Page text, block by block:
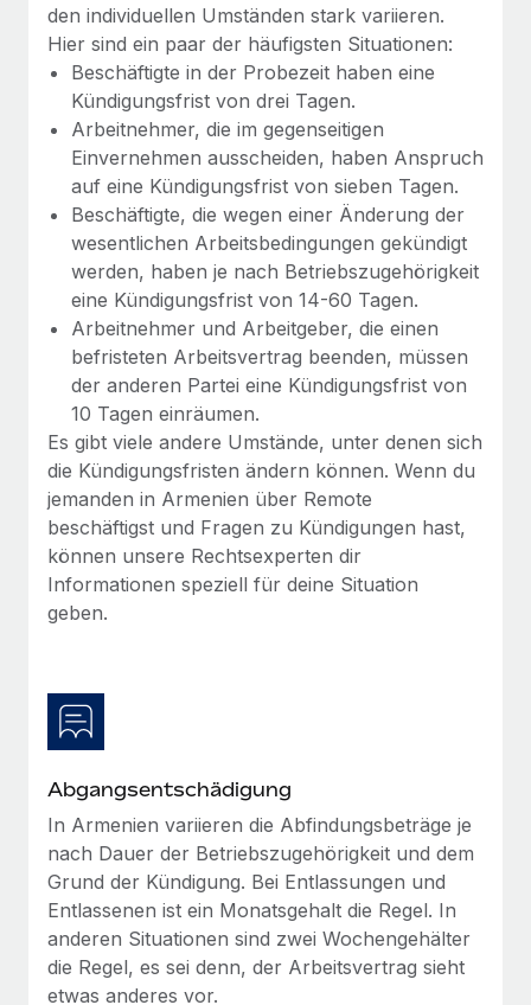
Mehr erfahren
Wie Phiture 55 Mitarbeiter:innen in 19 Ländern
mit Remote verwaltet
Phiture ist der unumstrittene Marktführer im Bereich der
Wachstumsberatung für mobile Apps. Das...
Mehr erfahren
den individuellen Umständen stark variieren.
Hier sind ein paar der häufigsten Situationen:
Beschäftigte in der Probezeit haben eine
Kündigungsfrist von drei Tagen.
Arbeitnehmer, die im gegenseitigen
Einvernehmen ausscheiden, haben Anspruch
auf eine Kündigungsfrist von sieben Tagen.
Beschäftigte, die wegen einer Änderung der
wesentlichen Arbeitsbedingungen gekündigt
werden, haben je nach Betriebszugehörigkeit
eine Kündigungsfrist von 14-60 Tagen.
Arbeitnehmer und Arbeitgeber, die einen
befristeten Arbeitsvertrag beenden, müssen
der anderen Partei eine Kündigungsfrist von
10 Tagen einräumen.
Es gibt viele andere Umstände, unter denen sich
die Kündigungsfristen ändern können. Wenn du
jemanden in Armenien über Remote
beschäftigst und Fragen zu Kündigungen hast,
können unsere Rechtsexperten dir
Informationen speziell für deine Situation
geben.
Abgangsentschädigung
In Armenien variieren die Abfindungsbeträge je
nach Dauer der Betriebszugehörigkeit und dem
Grund der Kündigung. Bei Entlassungen und
Entlassenen ist ein Monatsgehalt die Regel. In
anderen Situationen sind zwei Wochengehälter
die Regel, es sei denn, der Arbeitsvertrag sieht
etwas anderes vor.